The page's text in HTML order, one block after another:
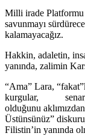
Milli irade Platformu
savunmayı
kalamayacağız.
Hakkin, adaletin,
yanında, zalimin
“Ama” Lara,
kurgular,
olduğunu
Üstünsünüz”
Filistin’in yanında